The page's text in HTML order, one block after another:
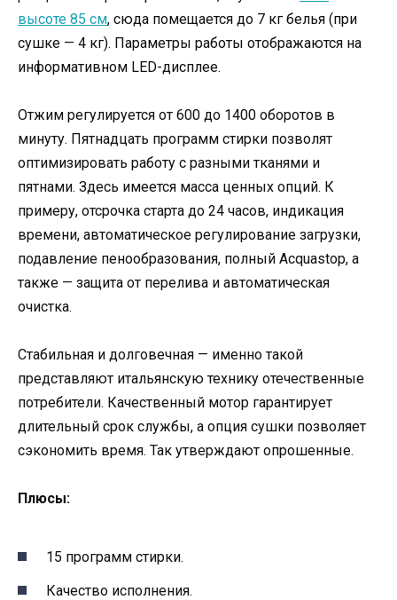
высоте 85 см, сюда помещается до 7 кг белья (при
сушке — 4 кг). Параметры работы отображаются на
информативном LED-дисплее.
Отжим регулируется от 600 до 1400 оборотов в
минуту. Пятнадцать программ стирки позволят
оптимизировать работу с разными тканями и
пятнами. Здесь имеется масса ценных опций. К
примеру, отсрочка старта до 24 часов, индикация
времени, автоматическое регулирование загрузки,
подавление пенообразования, полный Acquastop, а
также — защита от перелива и автоматическая
очистка.
Стабильная и долговечная — именно такой
представляют итальянскую технику отечественные
потребители. Качественный мотор гарантирует
длительный срок службы, а опция сушки позволяет
сэкономить время. Так утверждают опрошенные.
Плюсы:
15 программ стирки.
Качество исполнения.